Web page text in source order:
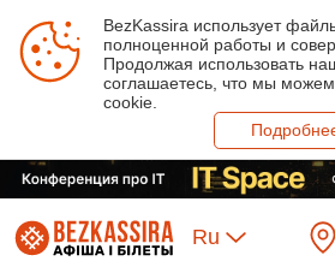
BezKassira использует
полноценной работы и
Продолжая использовать
соглашаетесь, что мы
cookie.
Ru